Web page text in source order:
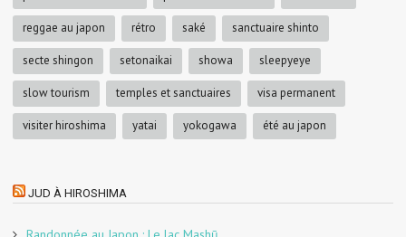
reggae au japon rétro saké sanctuaire shinto
secte shingon setonaikai showa sleepyeye
slow tourism temples et sanctuaires visa permanent
visiter hiroshima yatai yokogawa été au japon
JUD À HIROSHIMA